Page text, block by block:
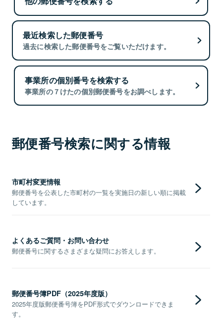
最近検索した郵便番号
過去に検索した郵便番号をご覧いただけます。
事業所の個別番号を検索する
事業所の７けたの個別郵便番号をお調べします。
郵便番号検索に関する情報
市町村変更情報
郵便番号を公表した市町村の一覧を実施日の新しい順に掲載
しています。
よくあるご質問・お問い合わせ
郵便番号に関するさまざまな疑問にお答えします。
郵便番号簿PDF（2025年度版）
2025年度版郵便番号簿をPDF形式でダウンロードできま
す。